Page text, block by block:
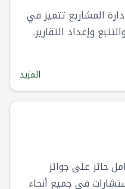
المشاريع تتميز في
وإعداد التقارير.
المزيد
حائز على جوائز
في جميع أنحاء